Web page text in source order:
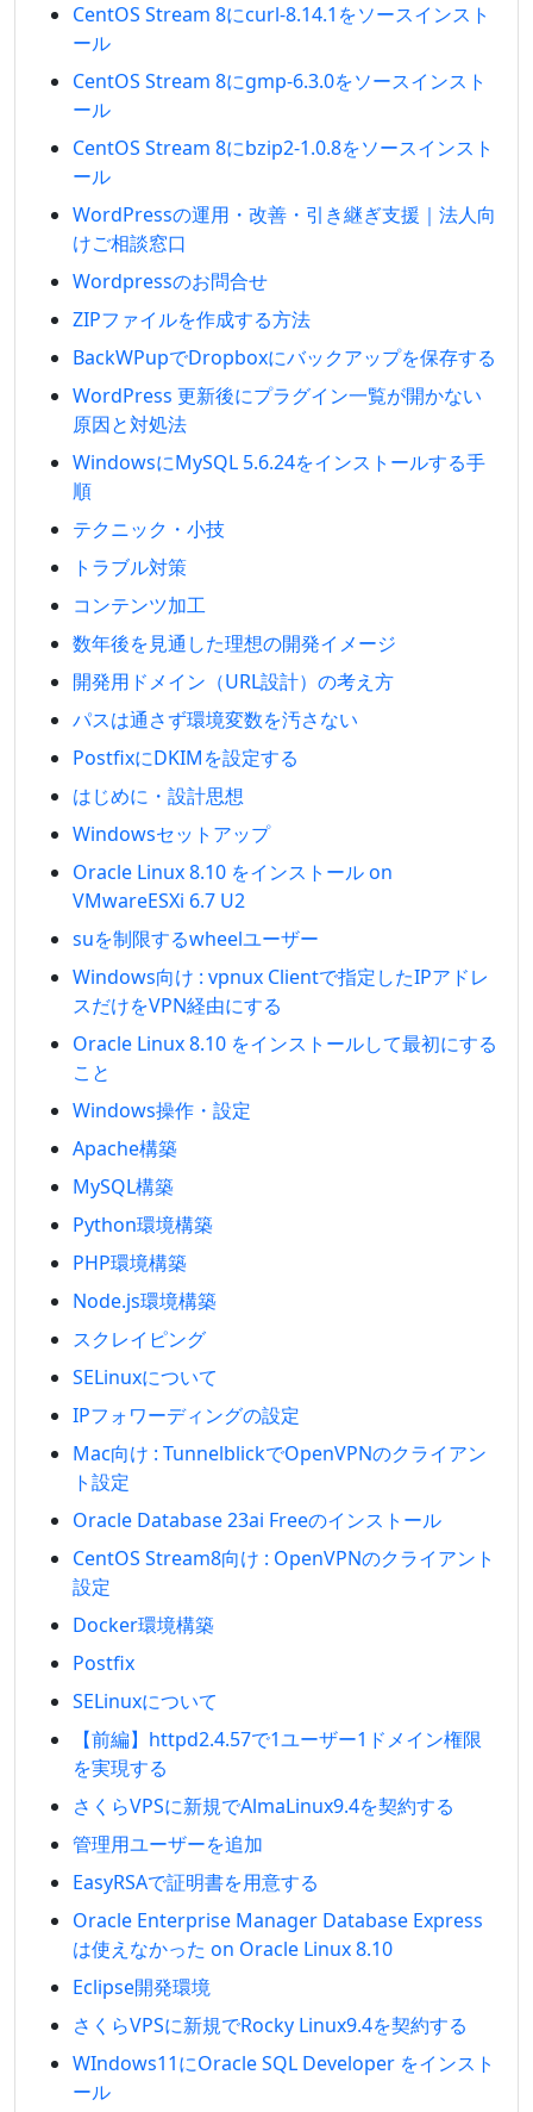
CentOS Stream 8にcurl-8.14.1をソースインスト
ール
CentOS Stream 8にgmp-6.3.0をソースインスト
ール
CentOS Stream 8にbzip2-1.0.8をソースインスト
ール
WordPressの運用・改善・引き継ぎ支援｜法人向
けご相談窓口
Wordpressのお問合せ
ZIPファイルを作成する方法
BackWPupでDropboxにバックアップを保存する
WordPress 更新後にプラグイン一覧が開かない
原因と対処法
WindowsにMySQL 5.6.24をインストールする手
順
テクニック・小技
トラブル対策
コンテンツ加工
数年後を見通した理想の開発イメージ
開発用ドメイン（URL設計）の考え方
パスは通さず環境変数を汚さない
PostfixにDKIMを設定する
はじめに・設計思想
Windowsセットアップ
Oracle Linux 8.10 をインストール on
VMwareESXi 6.7 U2
suを制限するwheelユーザー
Windows向け : vpnux Clientで指定したIPアドレ
スだけをVPN経由にする
Oracle Linux 8.10 をインストールして最初にする
こと
Windows操作・設定
Apache構築
MySQL構築
Python環境構築
PHP環境構築
Node.js環境構築
スクレイピング
SELinuxについて
IPフォワーディングの設定
Mac向け : TunnelblickでOpenVPNのクライアン
ト設定
Oracle Database 23ai Freeのインストール
CentOS Stream8向け : OpenVPNのクライアント
設定
Docker環境構築
Postfix
SELinuxについて
【前編】httpd2.4.57で1ユーザー1ドメイン権限
を実現する
さくらVPSに新規でAlmaLinux9.4を契約する
管理用ユーザーを追加
EasyRSAで証明書を用意する
Oracle Enterprise Manager Database Express
は使えなかった on Oracle Linux 8.10
Eclipse開発環境
さくらVPSに新規でRocky Linux9.4を契約する
WIndows11にOracle SQL Developer をインスト
ール